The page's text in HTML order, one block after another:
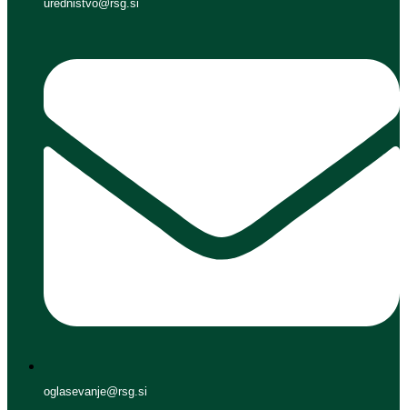
urednistvo@rsg.si
oglasevanje@rsg.si